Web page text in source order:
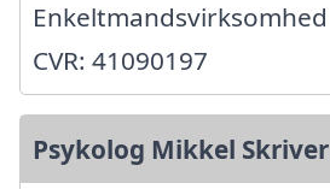
Enkeltmandsvirksomhed
CVR: 41090197
Psykolog Mikkel Skriver